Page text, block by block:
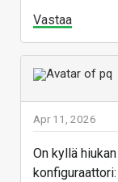
Vastaa
Apr 11, 2026
On kyllä